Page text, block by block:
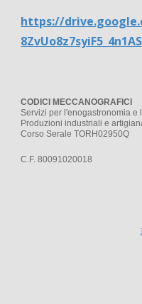
https://
CODICI MECCANOGRAFICI
Servizi per l'enogastronomia
Produzioni industriali e
Corso Serale TORH02950Q
C.F. 80091020018